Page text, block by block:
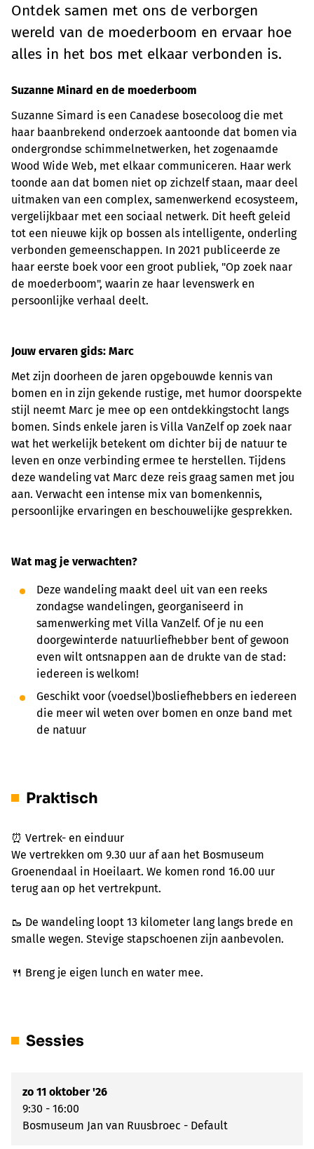
Ontdek samen met ons de verborgen
wereld van de moederboom en ervaar hoe
alles in het bos met elkaar verbonden is.
Suzanne Minard en de moederboom
Suzanne Simard is een Canadese bosecoloog die met
haar baanbrekend onderzoek aantoonde dat bomen via
ondergrondse schimmelnetwerken, het zogenaamde
Wood Wide Web, met elkaar communiceren. Haar werk
toonde aan dat bomen niet op zichzelf staan, maar deel
uitmaken van een complex, samenwerkend ecosysteem,
vergelijkbaar met een sociaal netwerk. Dit heeft geleid
tot een nieuwe kijk op bossen als intelligente, onderling
verbonden gemeenschappen. In 2021 publiceerde ze
haar eerste boek voor een groot publiek, "Op zoek naar
de moederboom", waarin ze haar levenswerk en
persoonlijke verhaal deelt.
Jouw ervaren gids: Marc
Met zijn doorheen de jaren opgebouwde kennis van
bomen en in zijn gekende rustige, met humor doorspekte
stijl neemt Marc je mee op een ontdekkingstocht langs
bomen. Sinds enkele jaren is Villa VanZelf op zoek naar
wat het werkelijk betekent om dichter bij de natuur te
leven en onze verbinding ermee te herstellen. Tijdens
deze wandeling vat Marc deze reis graag samen met jou
aan. Verwacht een intense mix van bomenkennis,
persoonlijke ervaringen en beschouwelijke gesprekken.
Wat mag je verwachten?
Deze wandeling maakt deel uit van een reeks
zondagse wandelingen, georganiseerd in
samenwerking met Villa VanZelf. Of je nu een
doorgewinterde natuurliefhebber bent of gewoon
even wilt ontsnappen aan de drukte van de stad:
iedereen is welkom!
Geschikt voor (voedsel)bosliefhebbers en iedereen
die meer wil weten over bomen en onze band met
de natuur
Praktisch
⏰ Vertrek- en einduur
We vertrekken om 9.30 uur af aan het Bosmuseum
Groenendaal in Hoeilaart. We komen rond 16.00 uur
terug aan op het vertrekpunt.
🥾 De wandeling loopt 13 kilometer lang langs brede en
smalle wegen. Stevige stapschoenen zijn aanbevolen.
🍴 Breng je eigen lunch en water mee.
Sessies
zo 11 oktober '26
9:30 - 16:00
Bosmuseum Jan van Ruusbroec - Default